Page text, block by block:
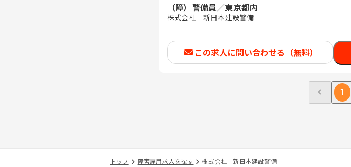
（障）警備員／東京都内
株式会杜 新日本建設警備
この求人に問い合わせる（無料）
1
トップ 障害雇用求人を探す 株式会杜 新日本建設警備